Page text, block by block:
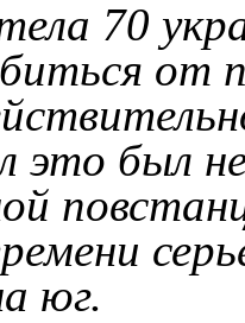
70
от
это был
юг.